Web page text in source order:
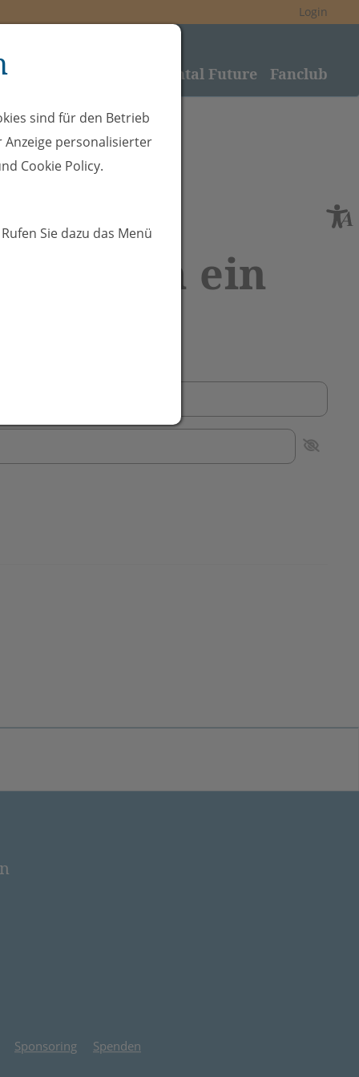
Login
Rheintal Future Fanclub
ein
Sponsoring Spenden
sind für den Betrieb
personalisierter
Cookie Policy.
Sie dazu das Menü